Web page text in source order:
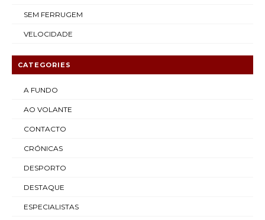
SEM FERRUGEM
VELOCIDADE
CATEGORIES
A FUNDO
AO VOLANTE
CONTACTO
CRÓNICAS
DESPORTO
DESTAQUE
ESPECIALISTAS